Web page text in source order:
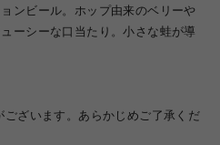
ンビール。ホップ由来のベリーや
ーシーな口当たり。小さな蛙が導
ざいます。あらかじめご了承くだ